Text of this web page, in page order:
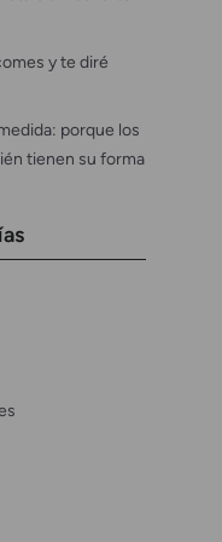
y te diré
porque los
tienen su forma